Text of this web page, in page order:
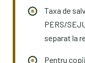
Taxa de
PERS/
separat la
Pentru